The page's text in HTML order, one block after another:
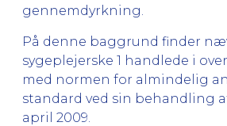
gennemdyrkning.
På denne baggrund finder
sygeplejerske 1 handlede i
med normen for almindelig
standard ved sin behandling
april 2009.